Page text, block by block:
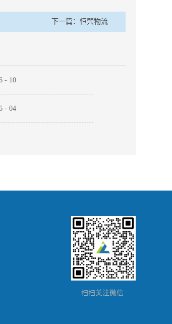
下一篇： 恒巺物流
- 10
- 04
扫扫关注微信